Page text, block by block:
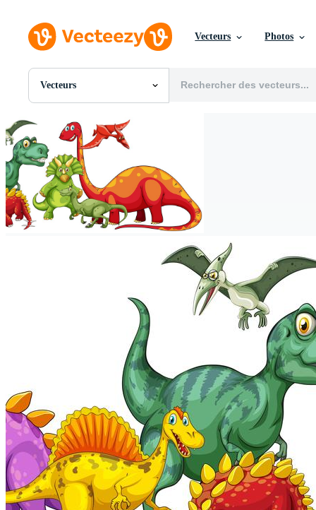
Vecteurs Photos
Vecteurs
Toutes Images
Photos
PNGs
PSDs
SVGs
Modèles
Vecteurs
Vidéos
Motion graphics